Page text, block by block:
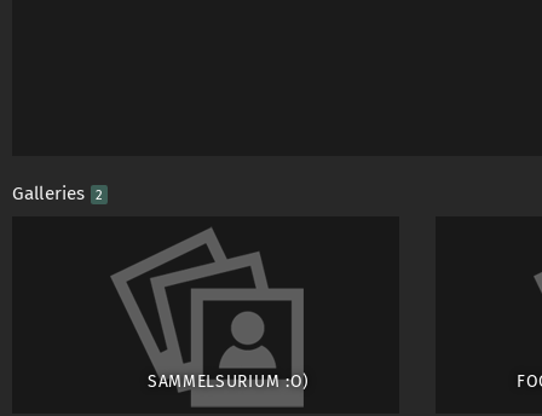
Galleries 2
SAMMELSURIUM :O)